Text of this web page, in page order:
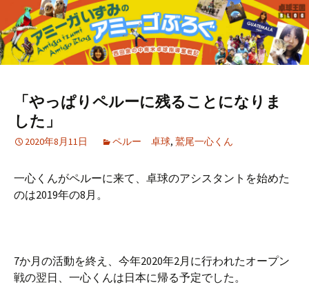
「やっぱりペルーに残ることになりま
した」
2020年8月11日 ペルー 卓球, 鷲尾一心くん
一心くんがペルーに来て、卓球のアシスタントを始めた
のは2019年の8月。
7か月の活動を終え、今年2020年2月に行われたオープン
戦の翌日、一心くんは日本に帰る予定でした。